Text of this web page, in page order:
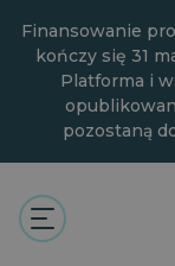
głównej
Finansowanie
kończy się 31
Platforma i
pozostaną
Młodzież